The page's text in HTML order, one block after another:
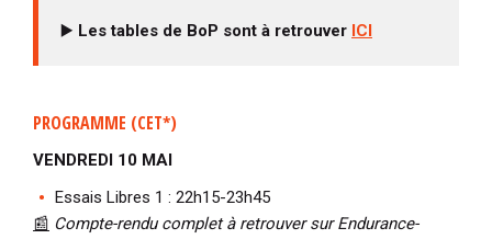
▶️ Les tables de BoP sont à retrouver ICI
PROGRAMME (CET*)
VENDREDI 10 MAI
Essais Libres 1 : 22h15-23h45
📰 Compte-rendu complet à retrouver sur Endurance-